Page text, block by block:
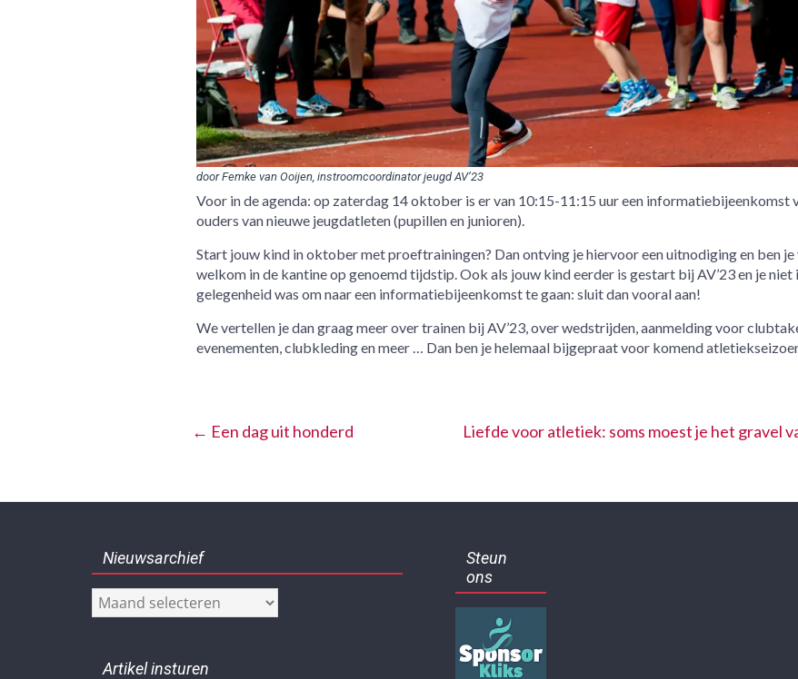
door Femke van Ooijen, instroomcoordinator jeugd AV’23
Voor in de agenda: op zaterdag 14 oktober is er van 10:15-11:15 uur een informatiebijeenkomst
ouders van nieuwe jeugdatleten (pupillen en junioren).
Start jouw kind in oktober met proeftrainingen? Dan ontving je hiervoor een uitnodiging en ben je
welkom in de kantine op genoemd tijdstip. Ook als jouw kind eerder is gestart bij AV’23 en je niet
gelegenheid was om naar een informatiebijeenkomst te gaan: sluit dan vooral aan!
We vertellen je dan graag meer over trainen bij AV’23, over wedstrijden, aanmelding voor
evenementen, clubkleding en meer … Dan ben je helemaal bijgepraat voor komend
← Een dag uit honderd Liefde voor atletiek: soms moest je het gravel
Nieuwsarchief
Nieuwsarchief
Artikel insturen
Steun
ons